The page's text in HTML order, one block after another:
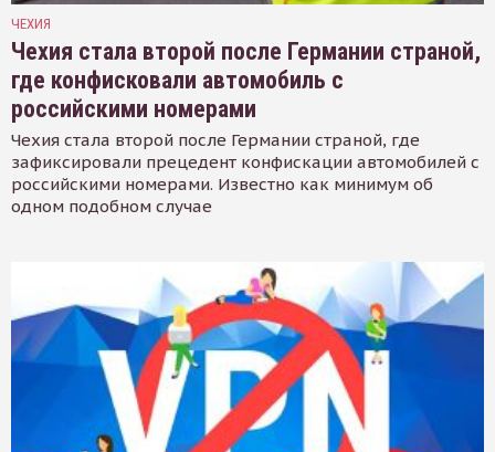
ЧЕХИЯ
Чехия стала второй после Германии страной,
где конфисковали автомобиль с
российскими номерами
Чехия стала второй после Германии страной, где
зафиксировали прецедент конфискации автомобилей с
российскими номерами. Известно как минимум об
одном подобном случае